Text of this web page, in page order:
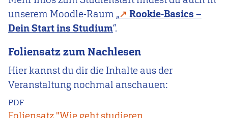
unserem Moodle-Raum „
Rookie-Basics –
Dein Start ins Studium“.
Foliensatz zum Nachlesen
Hier kannst du dir die Inhalte aus der
Veranstaltung nochmal anschauen:
PDF